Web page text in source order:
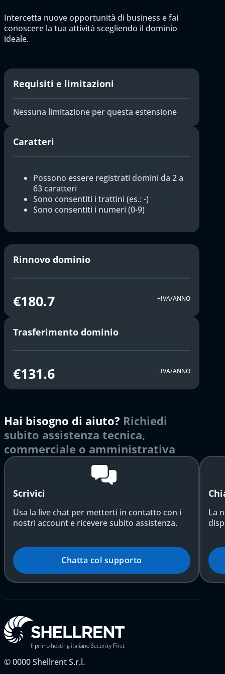
Intercetta nuove opportunità di business e fai
conoscere la tua attività scegliendo il dominio
ideale.
Requisiti e limitazioni
Nessuna limitazione per questa estensione
Caratteri
Possono essere registrati domini da 2 a
63 caratteri
Sono consentiti i trattini (es.: -)
Sono consentiti i numeri (0-9)
Rinnovo dominio
€180.7 +IVA/ANNO
Trasferimento dominio
€131.6 +IVA/ANNO
Hai bisogno di aiuto? Richiedi
subito assistenza tecnica,
commerciale o amministrativa
Scrivici
Usa la live chat per metterti in contatto con i
nostri account e ricevere subito assistenza.
Chatta col supporto
La
©0000Shellrent S.r.l.